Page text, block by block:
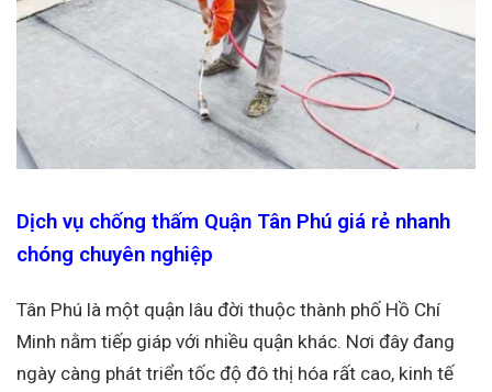
Dịch vụ chống thấm Quận Tân Phú giá rẻ nhanh
chóng chuyên nghiệp
Tân Phú là một quận lâu đời thuộc thành phố Hồ Chí
Minh nằm tiếp giáp với nhiều quận khác. Nơi đây đang
ngày càng phát triển tốc độ đô thị hóa rất cao, kinh tế